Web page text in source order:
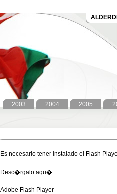
2005
2004
2003
Es necesario tener instalado el Flash
Desc�rgalo aqu�:
Adobe Flash Player